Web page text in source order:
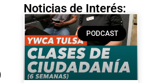
Noticias de Interés:
PODCAST